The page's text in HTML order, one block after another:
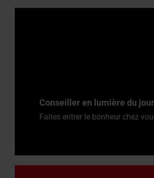
Conseiller en lumière du jour
Faites entrer le bonheur chez